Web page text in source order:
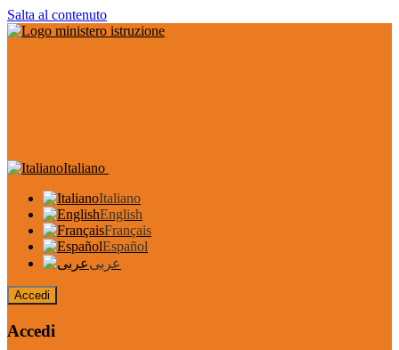
Salta al contenuto
Italiano
Italiano
English
Français
Español
عربى
Accedi
Accedi